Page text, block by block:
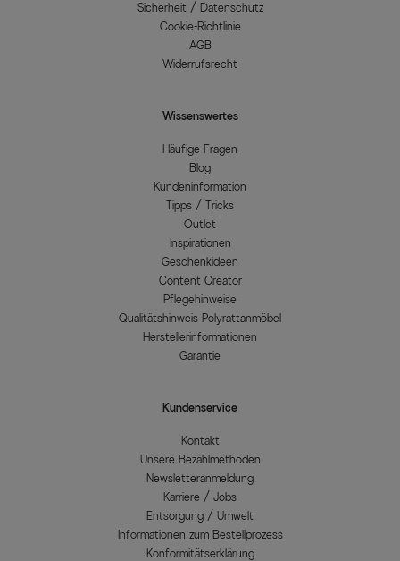
Sicherheit / Datenschutz
Cookie-Richtlinie
AGB
Widerrufsrecht
Wissenswertes
Häufige Fragen
Blog
Kundeninformation
Tipps / Tricks
Outlet
Inspirationen
Geschenkideen
Content Creator
Pflegehinweise
Qualitätshinweis Polyrattanmöbel
Herstellerinformationen
Garantie
Kundenservice
Kontakt
Unsere Bezahlmethoden
Newsletteranmeldung
Karriere / Jobs
Entsorgung / Umwelt
Informationen zum Bestellprozess
Konformitätserklärung